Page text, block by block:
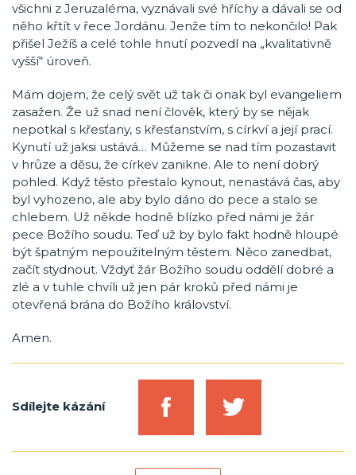
všichni z Jeruzaléma, vyznávali své hříchy a dávali se od
něho křtít v řece Jordánu. Jenže tím to nekončilo! Pak
přišel Ježíš a celé tohle hnutí pozvedl na „kvalitativně
vyšší“ úroveň.
Mám dojem, že celý svět už tak či onak byl evangeliem
zasažen. Že už snad není člověk, který by se nějak
nepotkal s křesťany, s křesťanstvím, s církví a její prací.
Kynutí už jaksi ustává… Můžeme se nad tím pozastavit
v hrůze a děsu, že církev zanikne. Ale to není dobrý
pohled. Když těsto přestalo kynout, nenastává čas, aby
byl vyhozeno, ale aby bylo dáno do pece a stalo se
chlebem. Už někde hodně blízko před námi je žár
pece Božího soudu. Teď už by bylo fakt hodně hloupé
být špatným nepoužitelným těstem. Něco zanedbat,
začít stydnout. Vždyť žár Božího soudu oddělí dobré a
zlé a v tuhle chvíli už jen pár kroků před námi je
otevřená brána do Božího království.
Amen.
Sdílejte kázání